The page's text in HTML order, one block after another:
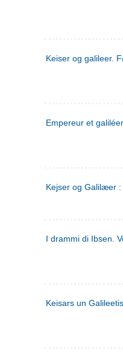
Keiser og galileer.
Empereur et
Kejser og Galilæer :
I drammi di Ibsen.
Keisars un